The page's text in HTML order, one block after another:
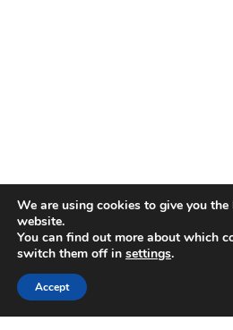
We are using cookies to give you the
website.
You can find out more about which
switch them off in settings.
Accept